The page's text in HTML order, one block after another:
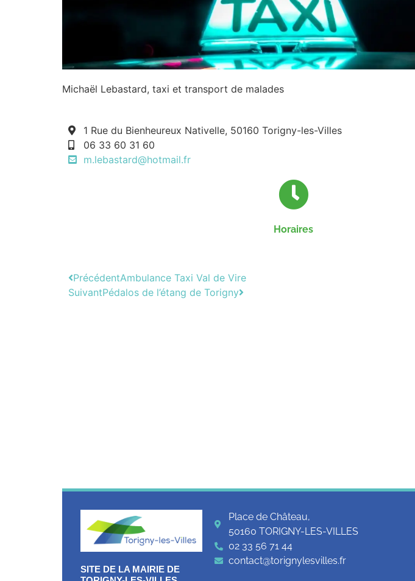
Michaël Lebastard, taxi et transport de malades
1 Rue du Bienheureux Nativelle, 50160 Torigny-les-Villes
06 33 60 31 60
m.lebastard@hotmail.fr
Horaires
PrécédentAmbulance Taxi Val de Vire
SuivantPédalos de l’étang de Torigny
SITE DE LA MAIRIE DE
Place de Château,
50160 TORIGNY-LES-VILLES
02 33 56 71 44
contact@torignylesvilles.fr